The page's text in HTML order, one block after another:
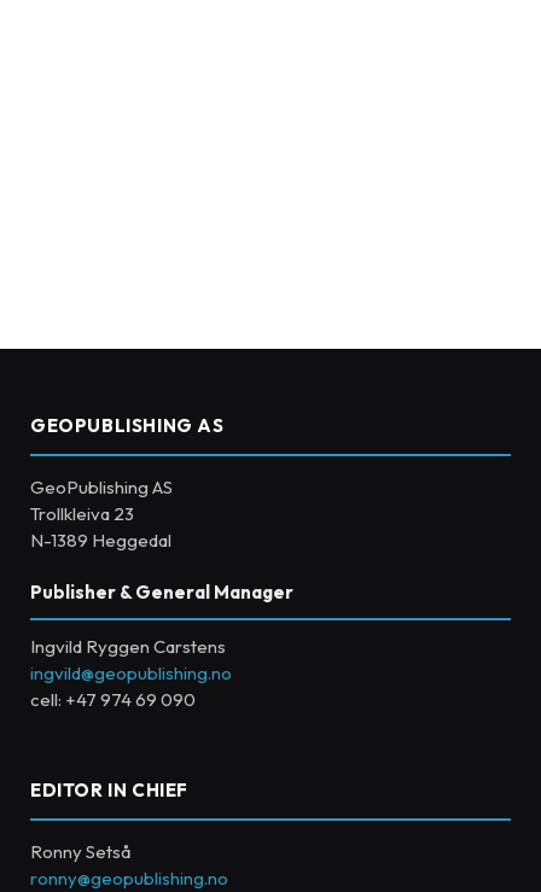
GEOPUBLISHING AS
GeoPublishing AS
Trollkleiva 23
N-1389 Heggedal
Publisher & General Manager
Ingvild Ryggen Carstens
ingvild@geopublishing.no
cell: +47 974 69 090
EDITOR IN CHIEF
Ronny Setså
ronny@geopublishing.no